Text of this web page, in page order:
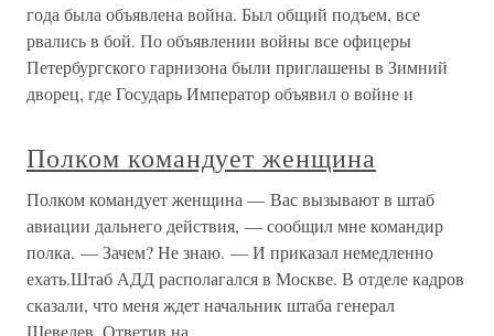
года была объявлена война. Был общий подъем, все
рвались в бой. По объявлении войны все офицеры
Петербургского гарнизона были приглашены в Зимний
дворец, где Государь Император объявил о войне и
Полком командует женщина
Полком командует женщина — Вас вызывают в штаб
авиации дальнего действия, — сообщил мне командир
полка. — Зачем? Не знаю. — И приказал немедленно
ехать.Штаб АДД располагался в Москве. В отделе кадров
сказали, что меня ждет начальник штаба генерал
Шевелев. Ответив на